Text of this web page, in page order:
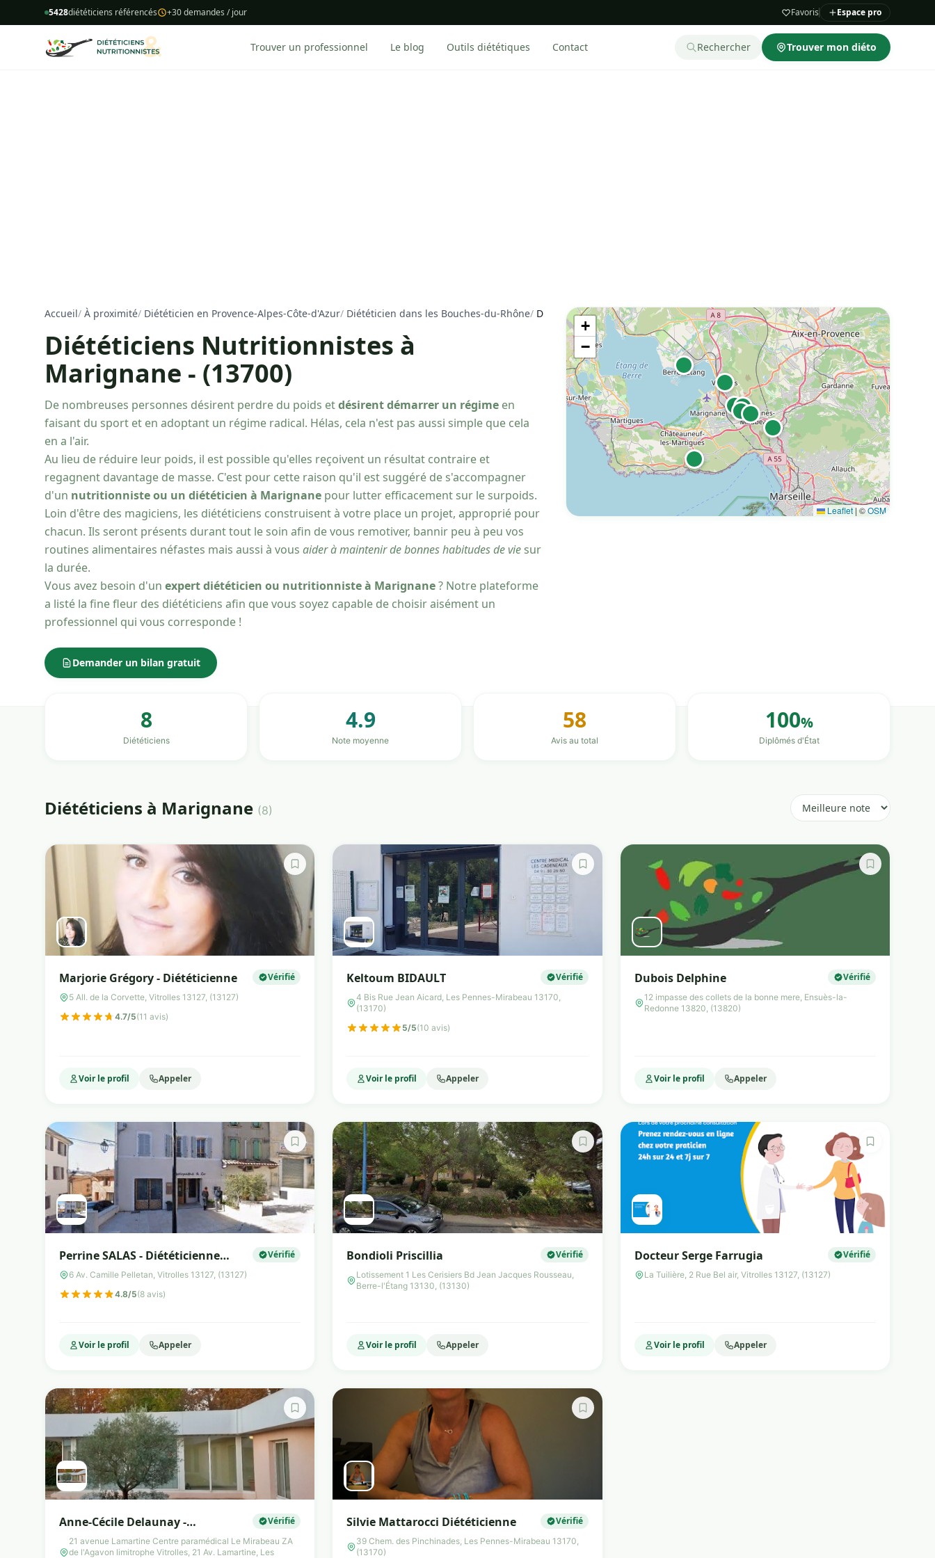
5428diététiciens référencés +30 demandes / jour Favoris Espace pro
Trouver un professionnel Le blog Outils diététiques Contact Rechercher Trouver mon diéto
Accueil/ À proximité/ Diététicien en Provence-Alpes-Côte-d'Azur/ Diététicien dans les Bouches-du-Rhône/ Diététiciens Nutritionnistes à Marignane - (13700)
Diététiciens Nutritionnistes à
Marignane - (13700)
De nombreuses personnes désirent perdre du poids etdésirent démarrer un régime en
faisant du sport et en adoptant un régime radical. Hélas, cela n'est pas aussi simple que cela
en a l'air.
Au lieu de réduire leur poids, il est possible qu'elles reçoivent un résultat contraire et
regagnent davantage de masse. C'est pour cette raison qu'il est suggéré de s'accompagner
d'un nutritionniste ou un diététicien à Marignane pour lutter efficacement sur le surpoids.
Loin d'être des magiciens, les diététiciens construisent à votre place un projet, approprié pour
chacun. Ils seront présents durant tout le soin afin de vous remotiver, bannir peu à peu vos
routines alimentaires néfastes mais aussi à vous aider à maintenir de bonnes habitudes de vie sur
la durée.
Vous avez besoin d'un expert diététicien ou nutritionniste à Marignane? Notre plateforme
a listé la fine fleur des diététiciens afin que vous soyez capable de choisir aisément un
professionnel qui vous corresponde !
Demander un bilan gratuit
+
−
Leaflet |©OSM
8
Diététiciens
4.9
Note moyenne
58
Avis au total
100%
Diplômés d'État
Diététiciens à Marignane (8)
Marjorie Grégory - Diététicienne Vérifié
5 All. de la Corvette, Vitrolles 13127, (13127)
4.7/5(11 avis)
Voir le profil Appeler
Keltoum BIDAULT Vérifié
4 Bis Rue Jean Aicard, Les Pennes-Mirabeau 13170,
(13170)
5/5(10 avis)
Voir le profil Appeler
Dubois Delphine Vérifié
12 impasse des collets de la bonne mere, Ensuès-la-
Redonne 13820, (13820)
Voir le profil Appeler
Perrine SALAS - Diététicienne
Vitrolles
Vérifié
6 Av. Camille Pelletan, Vitrolles 13127, (13127)
4.8/5(8 avis)
Voir le profil Appeler
Bondioli Priscillia Vérifié
Lotissement 1 Les Cerisiers Bd Jean Jacques Rousseau,
Berre-l'Étang 13130, (13130)
Voir le profil Appeler
Docteur Serge Farrugia Vérifié
La Tuilière, 2 Rue Bel air, Vitrolles 13127, (13127)
Voir le profil Appeler
Anne-Cécile Delaunay -
Diététicienne Nutritionniste
Vérifié
21 avenue Lamartine Centre paramédical Le Mirabeau ZA
de l'Agavon limitrophe Vitrolles, 21 Av. Lamartine, Les
Silvie Mattarocci Diététicienne Vérifié
39 Chem. des Pinchinades, Les Pennes-Mirabeau 13170,
(13170)